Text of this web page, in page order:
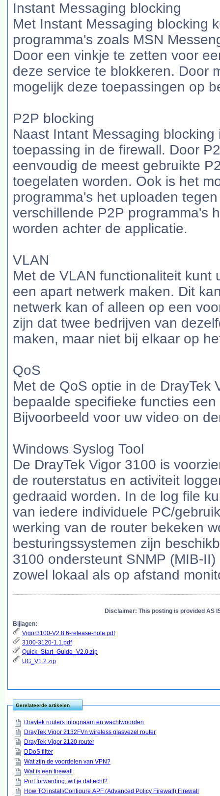
Instant Messaging blocking
Met Instant Messaging blocking
programma's zoals MSN
Door een vinkje te zetten voor
deze service te blokkeren. Door
mogelijk deze toepassingen op
P2P blocking
Naast Intant Messaging
toepassing in de firewall. Door
eenvoudig de meest gebruikte
toegelaten worden. Ook is het
programma's het uploaden
verschillende P2P programma's
worden achter de applicatie.
VLAN
Met de VLAN functionaliteit kunt
een apart netwerk maken. Dit
netwerk kan of alleen op een
zijn dat twee bedrijven van
maken, maar niet bij elkaar op
QoS
Met de QoS optie in de DrayTek
bepaalde specifieke functies
Bijvoorbeeld voor uw video on
Windows Syslog Tool
De DrayTek Vigor 3100 is
de routerstatus en activiteit
gedraaid worden. In de log file
van iedere individuele PC/
werking van de router bekeken
besturingssystemen zijn
3100 ondersteunt SNMP (MIB-
zowel lokaal als op afstand
Disclaimer: This posting is provided AS
Bijlagen:
Vigor3100-V2.8.6-release-note.pdf
3100-3120-1.1.pdf
Quick_Start_Guide_V2.0.zip
UG_V1.2.zip
Gerelateerde artikelen
Draytek routers inlognaam en wachtwoorden
DrayTek Vigor 2132FVn wireless glasvezel router
DrayTek Vigor 2120 router
DDoS filter
Wat zijn de voordelen van VPN?
Wat is een firewall
Port forwarding, wil je dat echt?
How TO install/Configure APF (Advanced Policy Firewall) Firewall